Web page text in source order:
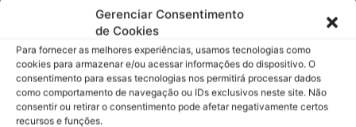
Gerenciar Consentimento
de Cookies
Para fornecer as melhores experiências, usamos tecnologias como
cookies para armazenar e/ou acessar informações do dispositivo. O
consentimento para essas tecnologias nos permitirá processar dados
como comportamento de navegação ou IDs exclusivos neste site. Não
consentir ou retirar o consentimento pode afetar negativamente certos
recursos e funções.
por meio de parceria com a
Red Bull para o GP de São
realizam série de ações
TNT Sports e Santander
renovam parceria e ampliam
cobertura da temporada
2026 da F1 no Brasil